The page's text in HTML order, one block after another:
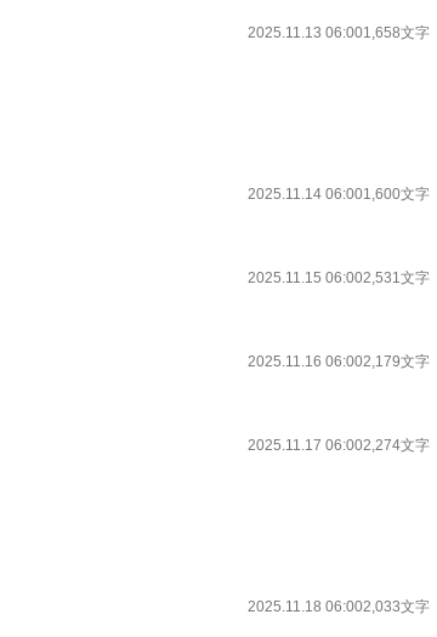
2025.11.13 06:001,658文字
2025.11.14 06:001,600文字
2025.11.15 06:002,531文字
2025.11.16 06:002,179文字
2025.11.17 06:002,274文字
2025.11.18 06:002,033文字